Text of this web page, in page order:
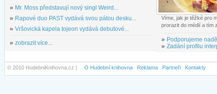
» Mr. Moss představují nový singl Weird...
» Rapové duo PAST vydává svou pátou desku...
» Vršovická kapela tojeon vydává debutové...
» zobrazit více...
Víme, jak je těžké pro
prorazit do médií a tím
» Podporujeme
» Zadání profilu
© 2010 HudebniKnihovna.cz | O Hudební knihovna Reklama Partneři Kontakty